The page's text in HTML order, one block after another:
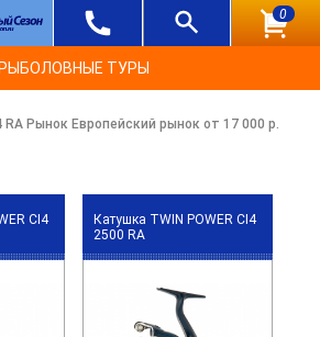
0
РЫБОЛОВНЫЕ ТУРЫ
RA Рынок Европейский рынок от 17 000 р.
CI4
Катушка TWIN POWER CI4
2500 RA